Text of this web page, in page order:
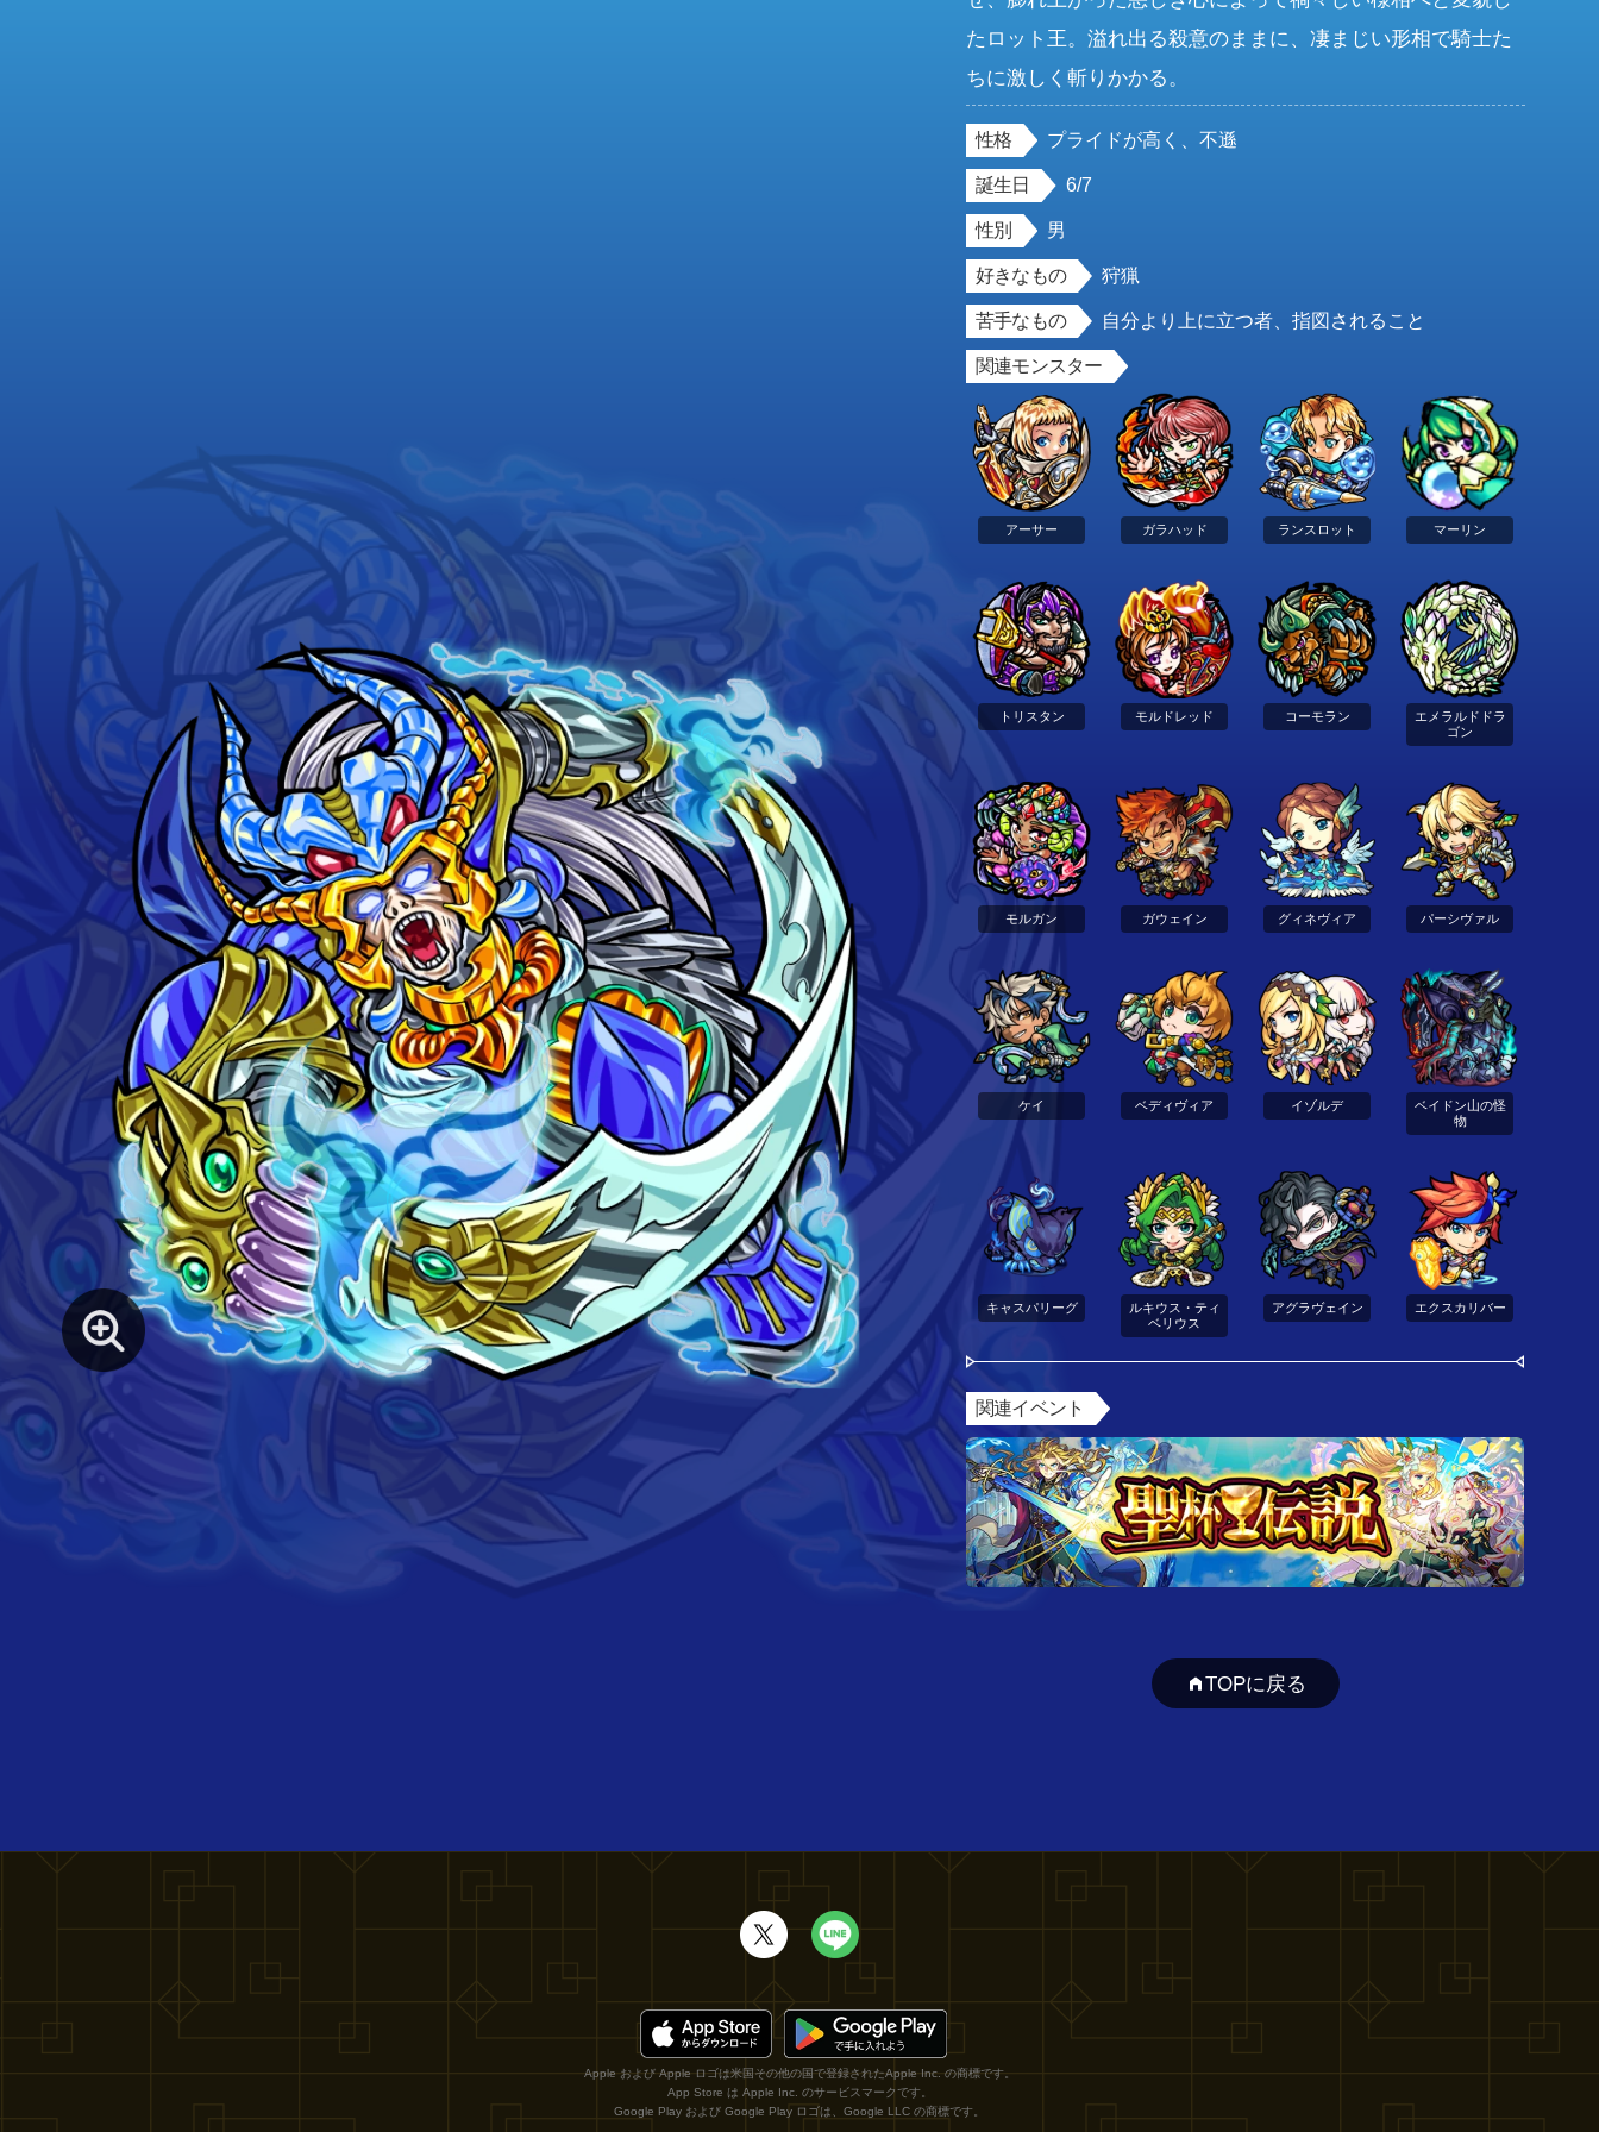
たロット王。溢れ出る殺意のままに、凄まじい形相で騎士た
ちに激しく斬りかかる。
性格 プライドが高く、不遜
誕生日 6/7
性別 男
好きなもの 狩猟
苦手なもの 自分より上に立つ者、指図されること
関連モンスター
アーサー ガラハッド ランスロット マーリン
トリスタン モルドレッド コーモラン
エメラルドドラ
ゴン
モルガン ガウェイン グィネヴィア パーシヴァル
ケイ ベディヴィア イゾルデ
ベイドン山の怪
物
キャスパリーグ
ルキウス・ティ
ベリウス
アグラヴェイン エクスカリバー
関連イベント
TOPに戻る
Apple および Apple ロゴは米国その他の国で登録されたApple Inc. の商標です。
App Store は Apple Inc. のサービスマークです。
Google Play および Google Play ロゴは、Google LLC の商標です。